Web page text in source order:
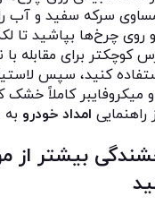
مساوی سرکه سفید و آب
روی چرخ‌ها بپاشید تا
کوچکتر برای مقابله
کنید، سپس
میکروفایبر کاملاً خشک
امداد خودرو
بیشتر از